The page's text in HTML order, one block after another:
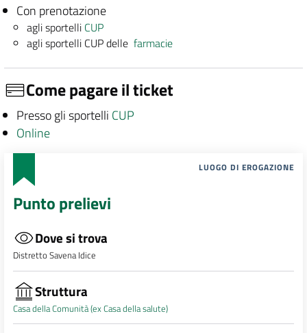
Con prenotazione
agli sportelli CUP
agli sportelli CUP dellefarmacie
Come pagare il ticket
Presso gli sportelli CUP
Online
LUOGO DI EROGAZIONE
Punto prelievi
Dove si trova
Distretto Savena Idice
Struttura
Casa della Comunità (ex Casa della salute)